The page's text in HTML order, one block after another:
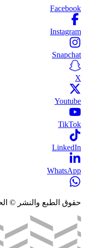
Facebook
Instagram
Snapchat
X
Youtube
TikTok
LinkedIn
WhatsApp
حقوق الطبع والنشر ©